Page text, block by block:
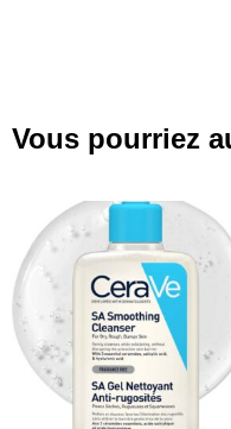
Vous pourriez